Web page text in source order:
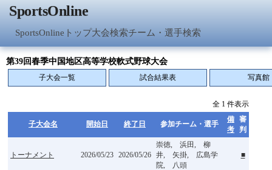
SportsOnline
SportsOnlineトップ大会検索チーム・選手検索
第39回春季中国地区高等学校軟式野球大会
子大会一覧 試合結果表 写真館
全 1 件表示
子大会名 開始日 終了日 参加チーム・選手
備
考
審
判
トーナメント 2026/05/23 2026/05/26
崇徳, 浜田, 柳
井, 矢掛, 広島学
院, 八頭
■